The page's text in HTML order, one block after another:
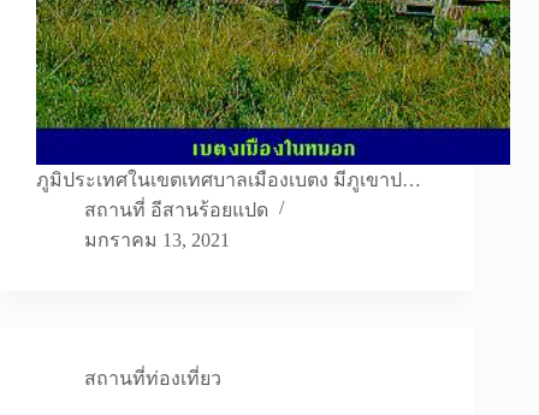
ภูมิประเทศในเขตเทศบาลเมืองเบตง มีภูเขาป…
สถานที่ อีสานร้อยแปด
มกราคม 13, 2021
สถานที่ท่องเที่ยว